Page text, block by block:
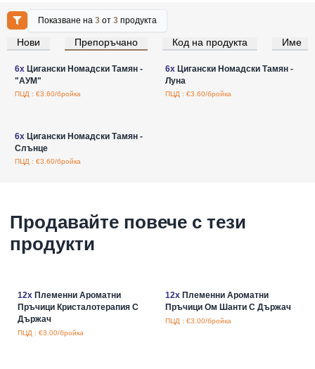
Показване на3 от3 продукта
Нови Препоръчано Код на продукта Име
Влезте за цени на едро
6xЦигански Номадски Тамян -
"АУМ"
ПЦД : €3.60/бройка
Влезте за цени на едро
6xЦигански Номадски Тамян -
Луна
ПЦД : €3.60/бройка
6xЦигански Номадски Тамян -
Слънце
ПЦД : €3.60/бройка
Продавайте повече с тези
продукти
12xПлеменни Ароматни
Пръчици Кристалотерапия С
Държач
ПЦД : €3.00/бройка
12xПлеменни Ароматни
Пръчици Ом Шанти С Държач
ПЦД : €3.00/бройка